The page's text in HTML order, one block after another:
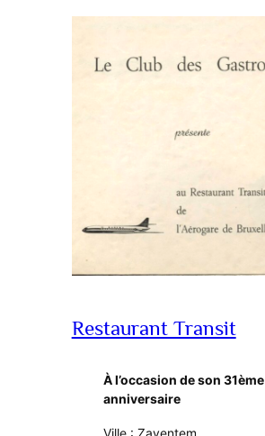
Restaurant Transit
À l’occasion de son 31ème
anniversaire
Ville : Zaventem